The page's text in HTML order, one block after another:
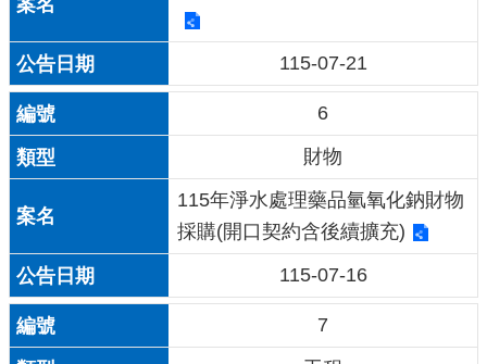
115-07-21
6
財物
115年淨水處理藥品氫氧化鈉財物
採購(開口契約含後續擴充)
115-07-16
7